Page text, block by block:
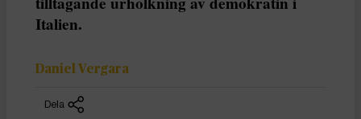
Italien.
Daniel Vergara
Dela